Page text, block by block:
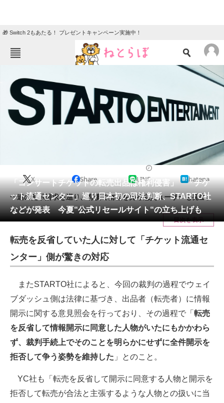
🎁 Switch 2もあたる！ プレゼントキャンペーン実施中！
TOP
エンタメ クイズ
グルメ 地域
会員記事
メディア
注目記事を集めた総合ページ
ITの今と未来を見通す
スマホと通信の最新トレンド
進化するPCとデバイスの未来
好きが集まる 比べて選べる
ビジネスと働き方のヒント
AI活用のいまが分かる
企業ITのトレンドを詳説
経営リーダーのコミュニティ
「コンサートチケットの転売出品は権利侵害」 「チケ
ット流通センター」巡り日本初の司法判断、STARTO社
などが発表 今夏“公式リセールサイト“の立ち上げも
X Share LINE hatena
一連の開示請求を巡り、有償で情報を売る悪質ユーザーも発生。
目次を表示
転売を反省していた人に対して「チケット流通セ
ンター」側が驚きの対応
またSTARTO社によると、今回の裁判の過程でウェイ
ブダッシュ側は法律に基づき、出品者（転売者）に情報
開示に関する意見照会を行っており、その過程で「 転売
を反省して情報開示に同意した人物がいたにもかかわら
ず、裁判手続上でそのことを明らかにせずに全件開示を
拒否して争う姿勢を維持した 」とのこと。
YC社も「転売を反省して開示に同意する人物と開示を
拒否して転売が合法と主張するような人物との扱いに当